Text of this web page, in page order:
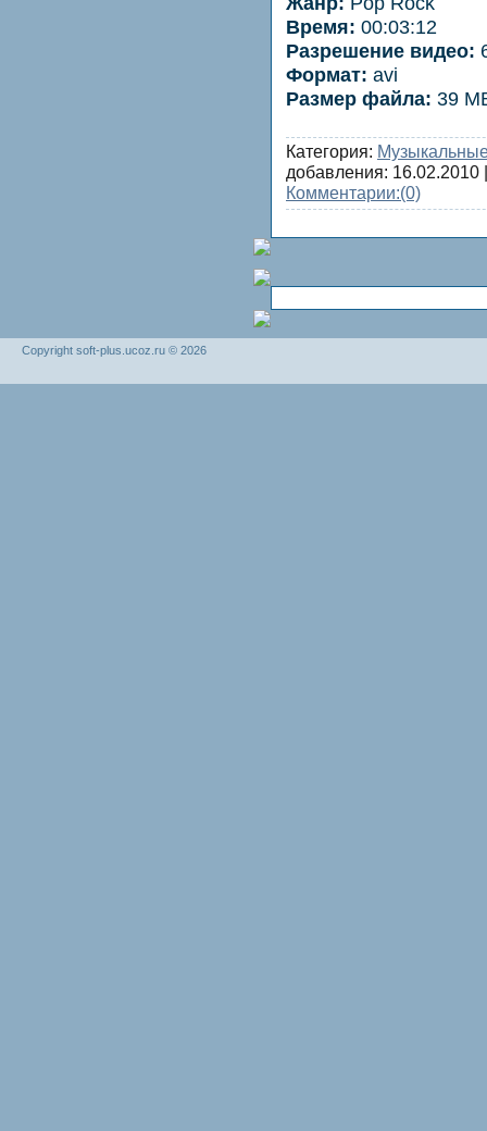
Время: 00:03:12
Разрешение видео:
Формат: avi
Размер файла: 39
Категория:
добавления: 16.02.2010
Комментарии:(0)
Copyright soft-plus.ucoz.ru © 2026